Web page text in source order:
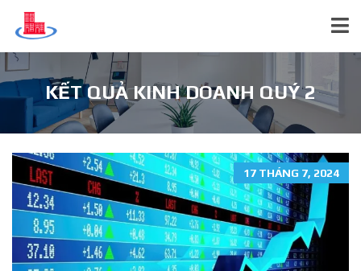
KẾT QUẢ KINH DOANH QUÝ 2
17 THÁNG 7, 2024